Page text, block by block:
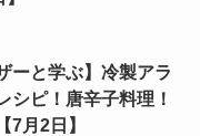
ーと学ぶ】冷製アラ
シピ！唐辛子料理！
7月2日】